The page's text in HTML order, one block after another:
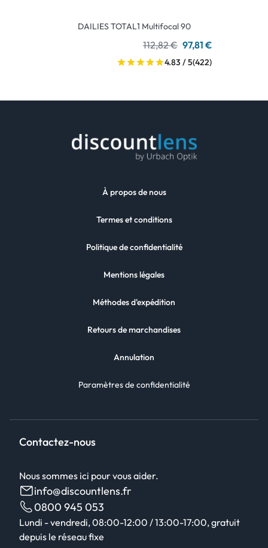
DAILIES TOTAL1 Multifocal 90
112,82 € 97,81 €
4.83 / 5(422)
À propos de nous
Termes et conditions
Politique de confidentialité
Mentions légales
Méthodes d'expédition
Retours de marchandises
Annulation
Paramètres de confidentialité
Contactez-nous
Nous sommes ici pour vous aider.
info@discountlens.fr
0800 945 053
Lundi - vendredi, 08:00-12:00 / 13:00-17:00, gratuit
depuis le réseau fixe